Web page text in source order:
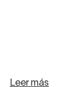
Leer más